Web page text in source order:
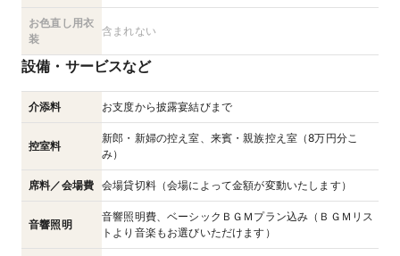
お色直し用衣
装
含まれない
設備・サービスなど
介添料 お支度から披露宴結びまで
控室料
新郎・新婦の控え室、来賓・親族控え室（8万円分こ
み）
席料／会場費 会場貸切料（会場によって金額が変動いたします）
音響照明
音響照明費、ベーシックＢＧＭプラン込み（ＢＧＭリス
トより音楽もお選びいただけます）